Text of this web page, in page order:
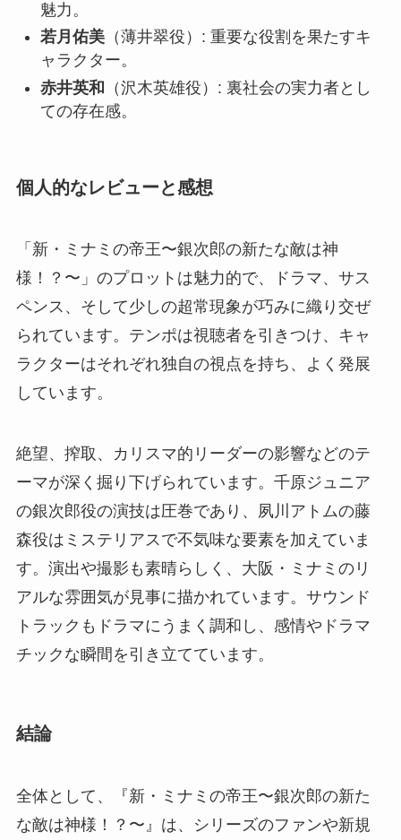
魅力。
若月佑美（薄井翠役）: 重要な役割を果たすキ
ャラクター。
赤井英和 （沢木英雄役）: 裏社会の実力者とし
ての存在感。
個人的なレビューと感想
「新・ミナミの帝王〜銀次郎の新たな敵は神
様！？〜」のプロットは魅力的で、ドラマ、サス
ペンス、そして少しの超常現象が巧みに織り交ぜ
られています。テンポは視聴者を引きつけ、キャ
ラクターはそれぞれ独自の視点を持ち、よく発展
しています。
絶望、搾取、カリスマ的リーダーの影響などのテ
ーマが深く掘り下げられています。千原ジュニア
の銀次郎役の演技は圧巻であり、夙川アトムの藤
森役はミステリアスで不気味な要素を加えていま
す。演出や撮影も素晴らしく、大阪・ミナミのリ
アルな雰囲気が見事に描かれています。サウンド
トラックもドラマにうまく調和し、感情やドラマ
チックな瞬間を引き立てています。
結論
全体として、『新・ミナミの帝王〜銀次郎の新た
な敵は神様！？〜』は、シリーズのファンや新規